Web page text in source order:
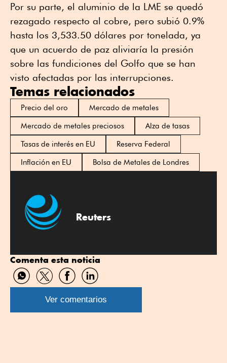
Por su parte, el aluminio de la LME se quedó
rezagado respecto al cobre, pero subió 0.9%
hasta los 3,533.50 dólares por tonelada, ya
que un acuerdo de paz aliviaría la presión
sobre las fundiciones del Golfo que se han
visto afectadas por las interrupciones.
Temas relacionados
Precio del oro
Mercado de metales
Mercado de metales preciosos
Alza de tasas
Tasas de interés en EU
Reserva Federal
Inflación en EU
Bolsa de Metales de Londres
Reuters
Comenta esta noticia
Compartir
por
WhatsApp
Compartir
por
Twitter
Compartir
por
Facebook
Compartir
por
Linkedin
Ver comentarios